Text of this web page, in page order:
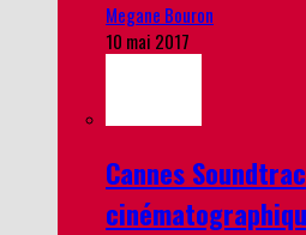
Megane Bouron
10 mai 2017
Cannes